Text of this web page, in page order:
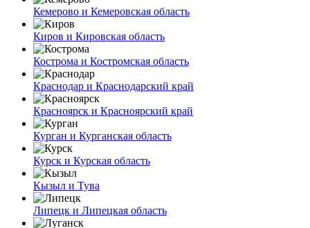
Кемерово и Кемеровская область
Киров и Кировская область
Кострома и Костромская область
Краснодар и Краснодарский край
Красноярск и Красноярский край
Курган и Курганская область
Курск и Курская область
Кызыл и Тува
Липецк и Липецкая область